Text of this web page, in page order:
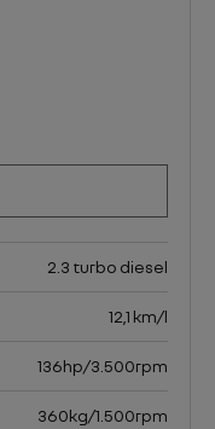
2.3 turbo diesel
12,1 km/l
136hp/3.500rpm
360kg/1.500rpm